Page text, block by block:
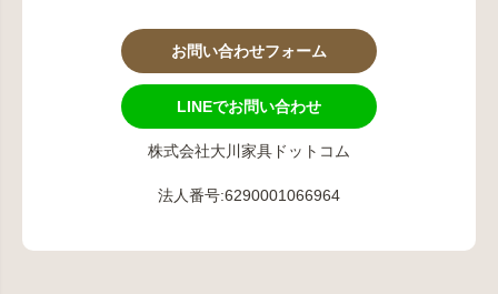
お問い合わせフォーム
LINEでお問い合わせ
株式会社大川家具ドットコム
法人番号:6290001066964